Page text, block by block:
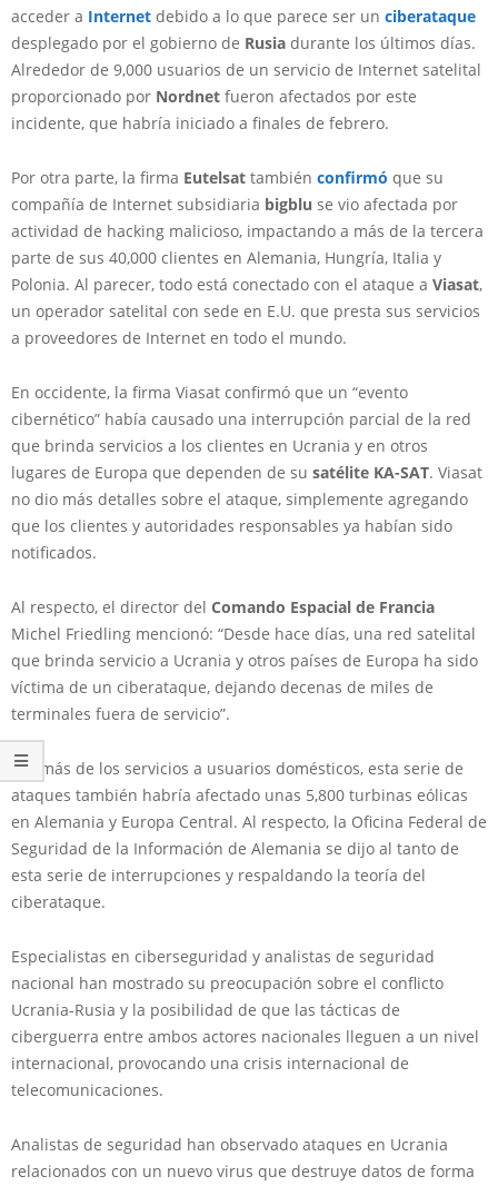
acceder a Internet debido a lo que parece ser un ciberataque
desplegado por el gobierno de Rusia durante los últimos días.
Alrededor de 9,000 usuarios de un servicio de Internet satelital
proporcionado por Nordnet fueron afectados por este
incidente, que habría iniciado a finales de febrero.
Por otra parte, la firma Eutelsat también confirmó que su
compañía de Internet subsidiaria bigblu se vio afectada por
actividad de hacking malicioso, impactando a más de la tercera
parte de sus 40,000 clientes en Alemania, Hungría, Italia y
Polonia. Al parecer, todo está conectado con el ataque a Viasat,
un operador satelital con sede en E.U. que presta sus servicios
a proveedores de Internet en todo el mundo.
En occidente, la firma Viasat confirmó que un “evento
cibernético” había causado una interrupción parcial de la red
que brinda servicios a los clientes en Ucrania y en otros
lugares de Europa que dependen de su satélite KA-SAT. Viasat
no dio más detalles sobre el ataque, simplemente agregando
que los clientes y autoridades responsables ya habían sido
notificados.
Al respecto, el director del Comando Espacial de Francia
Michel Friedling mencionó: “Desde hace días, una red satelital
que brinda servicio a Ucrania y otros países de Europa ha sido
víctima de un ciberataque, dejando decenas de miles de
terminales fuera de servicio”.
Además de los servicios a usuarios domésticos, esta serie de
ataques también habría afectado unas 5,800 turbinas eólicas
en Alemania y Europa Central. Al respecto, la Oficina Federal de
Seguridad de la Información de Alemania se dijo al tanto de
esta serie de interrupciones y respaldando la teoría del
ciberataque.
Especialistas en ciberseguridad y analistas de seguridad
nacional han mostrado su preocupación sobre el conflicto
Ucrania-Rusia y la posibilidad de que las tácticas de
ciberguerra entre ambos actores nacionales lleguen a un nivel
internacional, provocando una crisis internacional de
telecomunicaciones.
Analistas de seguridad han observado ataques en Ucrania
relacionados con un nuevo virus que destruye datos de forma